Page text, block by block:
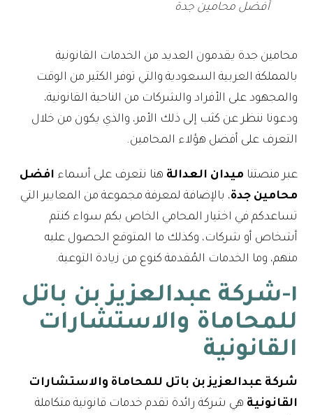
أفضل محامين جدة
محامين جدة يقدمون العديد من الخدمات القانونية
بالمملكة العربية السعودية والتي توفر الكثير من الوقت
والمجهود على الأفراد والشركات من الناحية القانونية،
ودعونا ننظر عن كثب إلى ذلك الأمر، والذي يكون من خلال
التعرف على أفضل هؤلاء المحامين.
عبر منصتنا ميدان العدالة هنا نتعرف على أسماء افضل
محامين جدة، بالإضافة لمعرفة مجموعة من المعايير التي
تساعدكم في اختيار المحامي الخاص بكم سواء كنتم
أشخاص أو شركات، وكذلك ما المتوقع الحصول عليه
منهم، وما الخدمات المُقدمة كنوع من زيادة التوعية.
١-شركة عبدالعزيز بن باتل
للمحاماة والاستشارات
القانونية
شركة عبدالعزيز بن باتل للمحاماة والاستشارات
القانونية هي شركة رائدة تقدم خدمات قانونية متكاملة